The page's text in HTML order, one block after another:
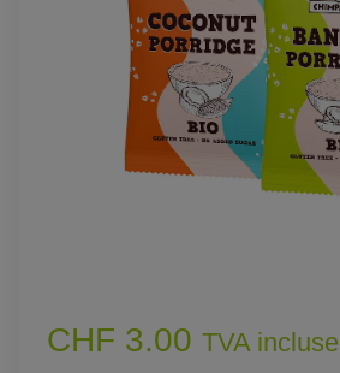
CHF 3.00 TVA incluse